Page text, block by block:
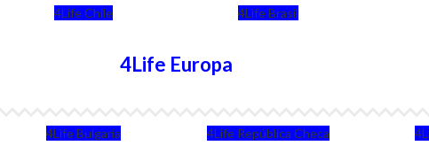
4Life Chile 4Life Brasil
4Life Europa
4Life Bulgaria 4Life República Checa